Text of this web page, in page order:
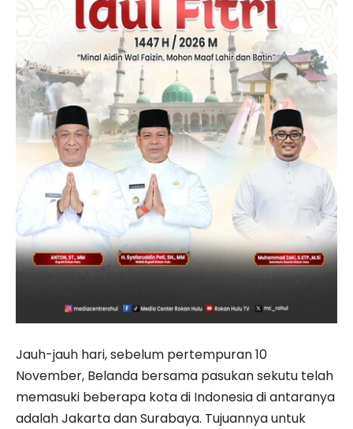
Jauh-jauh hari, sebelum pertempuran 10
November, Belanda bersama pasukan sekutu telah
memasuki beberapa kota di Indonesia di antaranya
adalah Jakarta dan Surabaya. Tujuannya untuk